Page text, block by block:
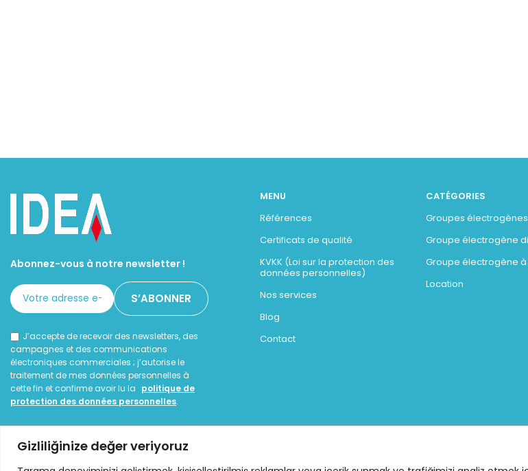
Gizliliğinize değer veriyoruz
Abonnez-vous à notre newsletter !
J’accepte de recevoir des newsletters, des
campagnes et des communications
électroniques commerciales ; j’autorise le
traitement de mes données personnelles à
cette fin et confirme avoir lu la politique de
protection des données personnelles.
MENU
Références
Certificats de qualité
KVKK (Loi sur la protection des
données personnelles)
Nos services
Blog
Contact
CATÉGORIES
Groupes électrogènes
Groupe électrogène
Groupe électrogène
Location